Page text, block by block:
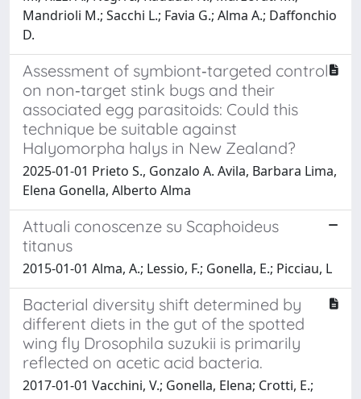
Mandrioli M.; Sacchi L.; Favia G.; Alma A.; Daffonchio
D.
Assessment of symbiont‑targeted control
on non‑target stink bugs and their
associated egg parasitoids: Could this
technique be suitable against
Halyomorpha halys in New Zealand?
2025-01-01 Prieto S., Gonzalo A. Avila, Barbara Lima,
Elena Gonella, Alberto Alma
Attuali conoscenze su Scaphoideus
titanus
2015-01-01 Alma, A.; Lessio, F.; Gonella, E.; Picciau, L
Bacterial diversity shift determined by
different diets in the gut of the spotted
wing fly Drosophila suzukii is primarily
reflected on acetic acid bacteria.
2017-01-01 Vacchini, V.; Gonella, Elena; Crotti, E.;